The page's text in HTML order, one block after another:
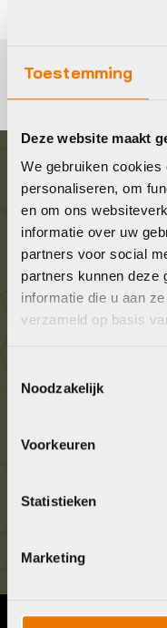
Toestemming
Deze website maakt
We gebruiken
personaliseren, om
en om ons
informatie over uw
partners voor social
partners kunnen deze
informatie die u aan
verzameld op basis
Noodzakelijk
Voorkeuren
Statistieken
Marketing
Graag in
Wij staan voor je
onderstaande gegevens.
Stuur ons een
Geef ons een
Brouwerstraat 8B